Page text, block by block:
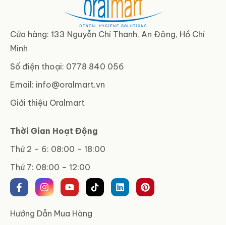
Cửa hàng: 133 Nguyễn Chí Thanh, An Đông, Hồ Chí
Minh
Số điện thoại: 0778 840 056
Email: info@oralmart.vn
Giới thiệu Oralmart
Thời Gian Hoạt Động
Thứ 2 – 6: 08:00 – 18:00
Thứ 7: 08:00 – 12:00
Hướng Dẫn Mua Hàng